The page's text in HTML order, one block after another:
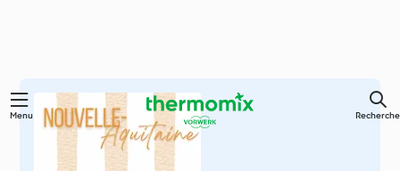
Skip
Menu Recherche